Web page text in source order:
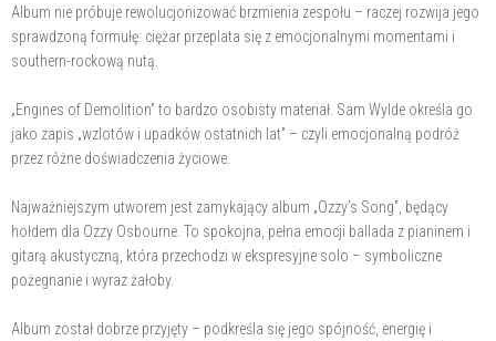
Album nie próbuje rewolucjonizować brzmienia zespołu – raczej rozwija jego
sprawdzoną formułę: ciężar przeplata się z emocjonalnymi momentami i
southern-rockową nutą.
„Engines of Demolition” to bardzo osobisty materiał. Sam Wylde określa go
jako zapis „wzlotów i upadków ostatnich lat” – czyli emocjonalną podróż
przez różne doświadczenia życiowe.
Najważniejszym utworem jest zamykający album „Ozzy’s Song”, będący
hołdem dla Ozzy Osbourne. To spokojna, pełna emocji ballada z pianinem i
gitarą akustyczną, która przechodzi w ekspresyjne solo – symboliczne
pożegnanie i wyraz żałoby.
Album został dobrze przyjęty – podkreśla się jego spójność, energię i